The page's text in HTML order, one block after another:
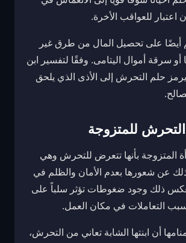
اعتبار للعواقب الأخرة.
أيضًا على تحصيل المال من طرق غير
أو سرقة أموال اليتامى. وفقًا لتفسير ابن
يرمز حلم التحرش إلى الأذى الذي يلحق
للمتزوجة
المتزوجة بأنها تتعرض للتحرش وهي
عن شعورها بعدم الأمان والظلم في
ذلك وجود ضغوطات تؤثر سلباً على
التعاملات في مكان العمل.
أن ابنتها الشابة تعاني من التحرش،